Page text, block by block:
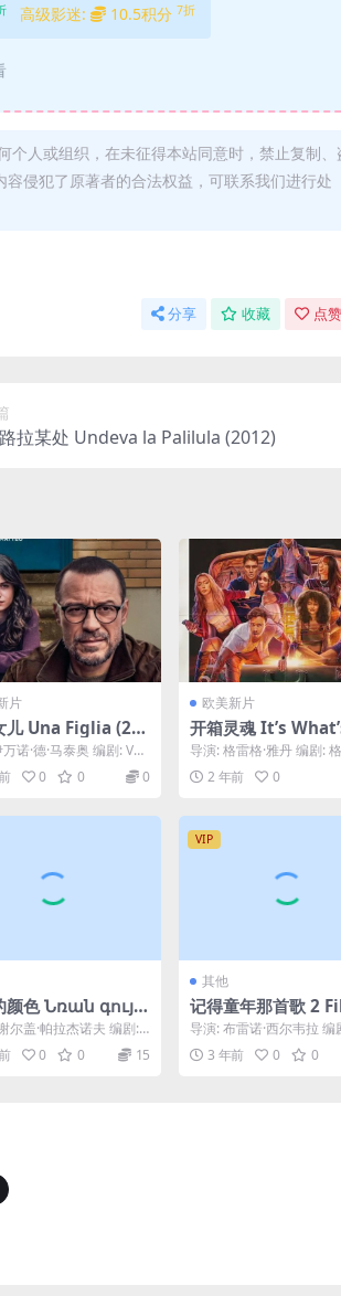
高级影迷: 10.5积分 7折
个人或组织，在未征得本站同意时，禁止复制、
侵犯了原著者的合法权益，可联系我们进行处
分享 收藏 点
拉某处 Undeva la Palilula (2012)
片
儿 Una Figlia (20
诺·德·马泰奥 编剧: Val
/ 伊万诺...
0 0 0
欧美新片
开箱灵魂 It’s
ide (2024)
导演: 格雷格·雅丹 编剧:
雅丹 主演: 布莱特妮·奥格
迪 / 詹姆...
2 年前 0
颜色 Նռան գույն
尔盖·帕拉杰诺夫 编剧: S
/ 谢尔...
0 0 15
VIP
其他
记得童年那首歌 2
de Francisco – A
ia de Zezé di
& Luciano (2005)
导演: 布雷诺·西尔韦拉 编
olina Kotscho / 帕特丽夏
3 年前 0 0